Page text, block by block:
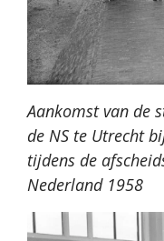
Aankomst van de
de NS te Utrecht
tijdens de
Nederland 1958